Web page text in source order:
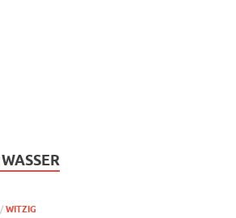
WASSER
/ WITZIG